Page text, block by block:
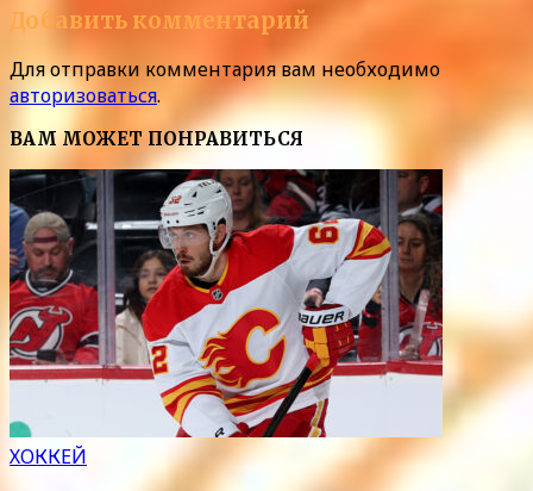
Добавить комментарий
Для отправки комментария вам необходимо
авторизоваться.
ВАМ МОЖЕТ ПОНРАВИТЬСЯ
ХОККЕЙ